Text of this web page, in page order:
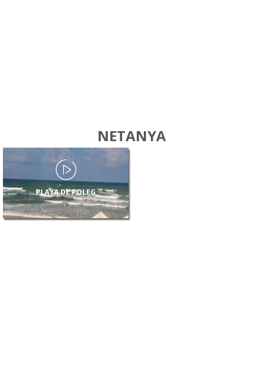
NETANYA
PLAYA DE POLEG